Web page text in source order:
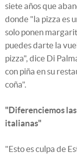
siete años que
donde "la pizza es
solo ponen
puedes darte la
pizza", dice Di
con piña en su
coña".
"Diferenciemos
italianas"
"Esto es culpa de